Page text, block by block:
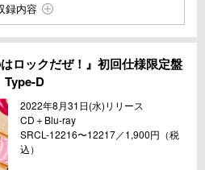
録内容
ロックだぜ！』初回仕様限定盤
Type-D
2022年8月31日(水)リリース
CD＋Blu-ray
SRCL-12216〜12217／1,900円（税
込）